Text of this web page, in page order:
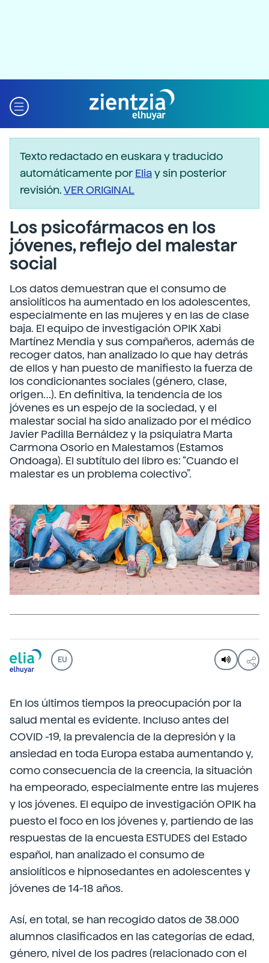
Texto redactado en euskara y traducido
automáticamente porEliay sin posterior
revisión.VER ORIGINAL
Los psicofármacos en los
jóvenes, reflejo del malestar
social
Los datos demuestran que el consumo de
ansiolíticos ha aumentado en los adolescentes,
especialmente en las mujeres y en las de clase
baja. El equipo de investigación OPIK Xabi
Martínez Mendia y sus compañeros, además de
recoger datos, han analizado lo que hay detrás
de ellos y han puesto de manifiesto la fuerza de
los condicionantes sociales (género, clase,
origen…). En definitiva, la tendencia de los
jóvenes es un espejo de la sociedad, y el
malestar social ha sido analizado por el médico
Javier Padilla Bernáldez y la psiquiatra Marta
Carmona Osorio en Malestamos (Estamos
Ondoaga). El subtítulo del libro es: “Cuando el
malestar es un problema colectivo”.
EU
En los últimos tiempos la preocupación por la
salud mental es evidente. Incluso antes del
COVID -19, la prevalencia de la depresión y la
ansiedad en toda Europa estaba aumentando y,
como consecuencia de la creencia, la situación
ha empeorado, especialmente entre las mujeres
y los jóvenes. El equipo de investigación OPIK ha
puesto el foco en los jóvenes y, partiendo de las
respuestas de la encuesta ESTUDES del Estado
español, han analizado el consumo de
ansiolíticos e hipnosedantes en adolescentes y
jóvenes de 14-18 años.
Así, en total, se han recogido datos de 38.000
alumnos clasificados en las categorías de edad,
género, nivel de los padres (relacionado con el